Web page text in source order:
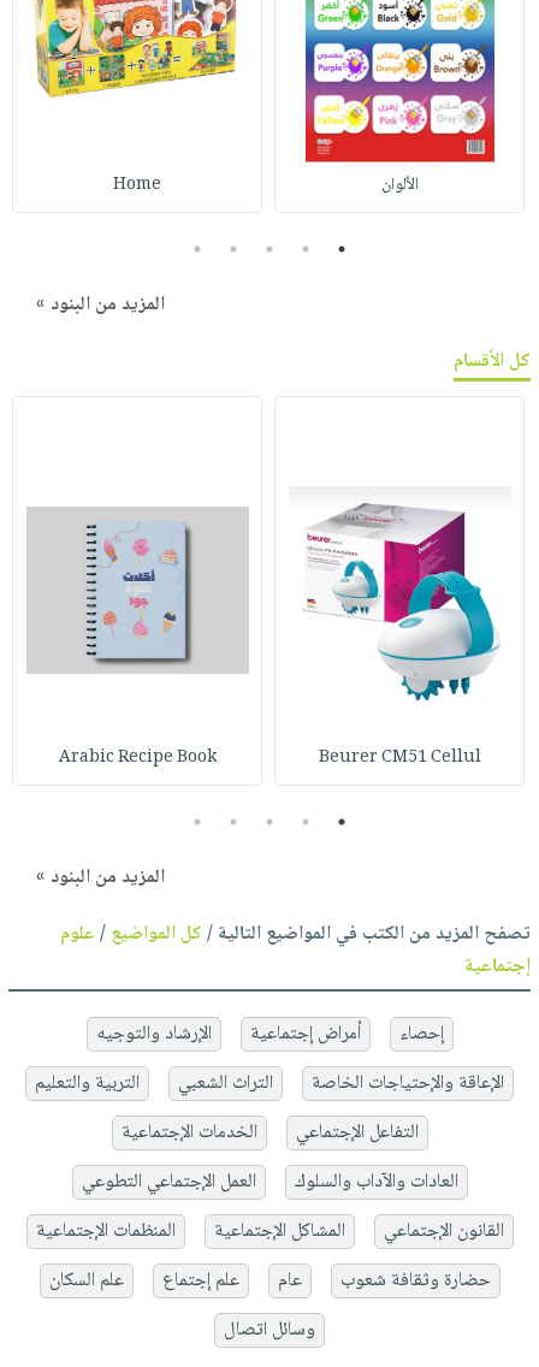
الألوان Home
1
2
3
4
5
المزيد من البنود »
كل الأقسام
Beurer CM51 Cellul
Arabic Recipe Book
1
2
3
4
5
المزيد من البنود »
تصفح المزيد من الكتب في المواضيع التالية /كل المواضيع/علوم
إجتماعية
إحصاء أمراض إجتماعية
الإرشاد والتوجيه
الإعاقة والإحتياجات الخاصة
التراث الشعبي
التربية والتعليم
التفاعل الإجتماعي
الخدمات الإجتماعية
العادات والآداب والسلوك
العمل الإجتماعي التطوعي
القانون الإجتماعي
المشاكل الإجتماعية
المنظمات الإجتماعية
حضارة وثقافة شعوب
عام علم إجتماع
علم السكان
وسائل اتصال